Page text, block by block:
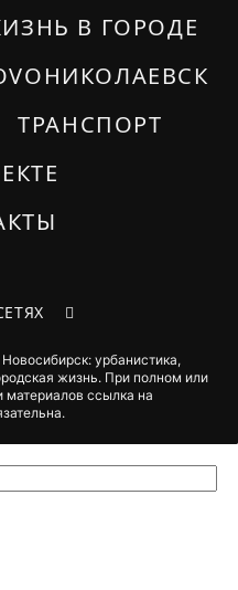
В ГОРОДЕ
ТРАНСПОРТ
урбанистика,
жизнь. При полном или
материалов ссылка на